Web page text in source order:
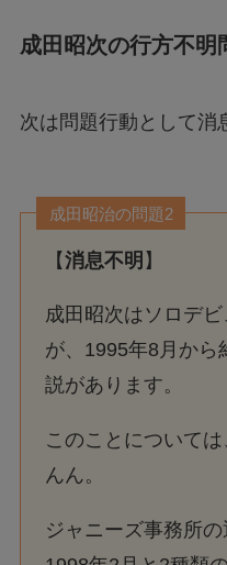
成田昭次の行方不明
次は問題行動として消
成田昭治の問題2
【消息不明 】
成田昭次はソロデ
が、1995年8月から
説があります。
このことについて
んん。
ジャニーズ事務所